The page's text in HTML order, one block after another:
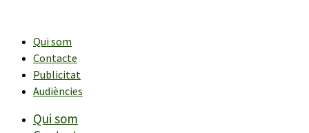
contingutQui som
Contacte
Publicitat
Audiències
Qui som